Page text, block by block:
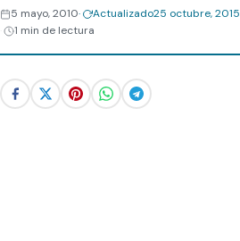
Webisodios
5 mayo, 2010 Actualizado25 octubre, 2015
1 min de lectura